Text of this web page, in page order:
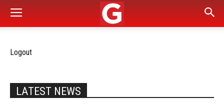
Logout
LATEST NEWS